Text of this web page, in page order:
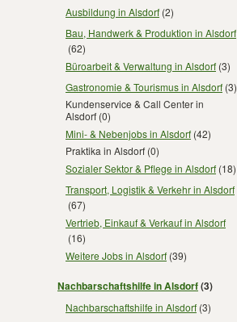
Ausbildung in Alsdorf (2)
Bau, Handwerk & Produktion in Alsdorf
(62)
Büroarbeit & Verwaltung in Alsdorf (3)
Gastronomie & Tourismus in Alsdorf (3)
Kundenservice & Call Center in
Alsdorf (0)
Mini- & Nebenjobs in Alsdorf (42)
Praktika in Alsdorf (0)
Sozialer Sektor & Pflege in Alsdorf (18)
Transport, Logistik & Verkehr in Alsdorf
(67)
Vertrieb, Einkauf & Verkauf in Alsdorf
(16)
Weitere Jobs in Alsdorf (39)
Nachbarschaftshilfe in Alsdorf(3)
Nachbarschaftshilfe in Alsdorf (3)